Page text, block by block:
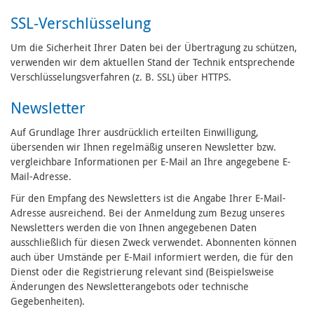
SSL-Verschlüsselung
Um die Sicherheit Ihrer Daten bei der Übertragung zu schützen,
verwenden wir dem aktuellen Stand der Technik entsprechende
Verschlüsselungsverfahren (z. B. SSL) über HTTPS.
Newsletter
Auf Grundlage Ihrer ausdrücklich erteilten Einwilligung,
übersenden wir Ihnen regelmäßig unseren Newsletter bzw.
vergleichbare Informationen per E-Mail an Ihre angegebene E-
Mail-Adresse.
Für den Empfang des Newsletters ist die Angabe Ihrer E-Mail-
Adresse ausreichend. Bei der Anmeldung zum Bezug unseres
Newsletters werden die von Ihnen angegebenen Daten
ausschließlich für diesen Zweck verwendet. Abonnenten können
auch über Umstände per E-Mail informiert werden, die für den
Dienst oder die Registrierung relevant sind (Beispielsweise
Änderungen des Newsletterangebots oder technische
Gegebenheiten).